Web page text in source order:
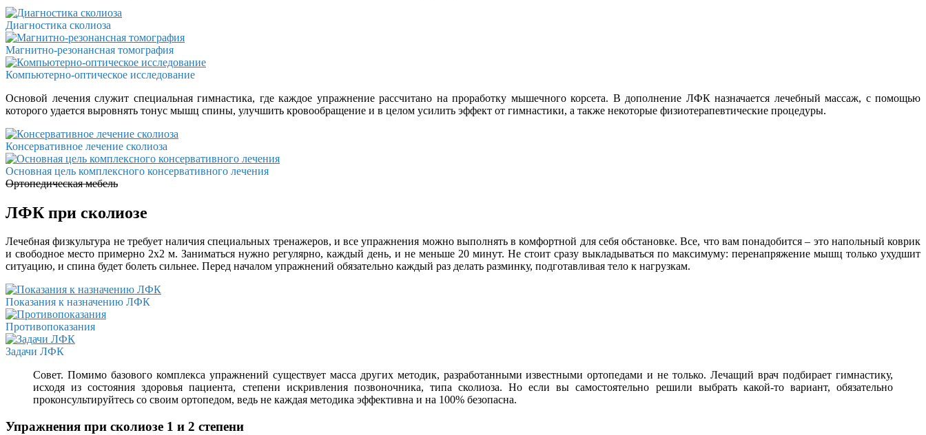
Диагностика сколиоза
Магнитно-резонансная томография
Компьютерно-оптическое исследование
Основой лечения служит специальная гимнастика, где каждое упражнение рассчитано на проработку мышечного корсета. В дополнение ЛФК назначается лечебный массаж, с помощью
которого удается выровнять тонус мышц спины, улучшить кровообращение и в целом усилить эффект от гимнастики, а также некоторые физиотерапевтические процедуры.
Консервативное лечение сколиоза
Основная цель комплексного консервативного лечения
Ортопедическая мебель
ЛФК при сколиозе
Лечебная физкультура не требует наличия специальных тренажеров, и все упражнения можно выполнять в комфортной для себя обстановке. Все, что вам понадобится – это напольный коврик
и свободное место примерно 2х2 м. Заниматься нужно регулярно, каждый день, и не меньше 20 минут. Не стоит сразу выкладываться по максимуму: перенапряжение мышц только ухудшит
ситуацию, и спина будет болеть сильнее. Перед началом упражнений обязательно каждый раз делать разминку, подготавливая тело к нагрузкам.
Показания к назначению ЛФК
Противопоказания
Задачи ЛФК
Совет. Помимо базового комплекса упражнений существует масса других методик, разработанными известными ортопедами и не только. Лечащий врач подбирает гимнастику,
исходя из состояния здоровья пациента, степени искривления позвоночника, типа сколиоза. Но если вы самостоятельно решили выбрать какой-то вариант, обязательно
проконсультируйтесь со своим ортопедом, ведь не каждая методика эффективна и на 100% безопасна.
Упражнения при сколиозе 1 и 2 степени